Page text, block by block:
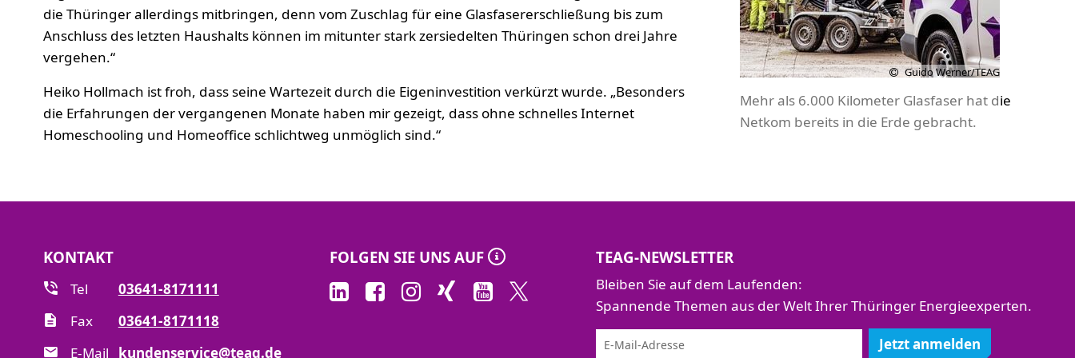
die Thüringer allerdings mitbringen, denn vom Zuschlag für eine Glasfasererschließung bis zum
Anschluss des letzten Haushalts können im mitunter stark zersiedelten Thüringen schon drei Jahre
vergehen.“
Heiko Hollmach ist froh, dass seine Wartezeit durch die Eigeninvestition verkürzt wurde. „Besonders
die Erfahrungen der vergangenen Monate haben mir gezeigt, dass ohne schnelles Internet
Homeschooling und Homeoffice schlichtweg unmöglich sind.“
Guido Werner/TEAG
Mehr als 6.000 Kilometer Glasfaser hat die
Netkom bereits in die Erde gebracht.
KONTAKT
Tel
03641-8171111
Fax
03641-8171118
E-Mail
kundenservice@teag.de
FOLGEN SIE UNS AUF TEAG-NEWSLETTER
Bleiben Sie auf dem Laufenden:
Spannende Themen aus der Welt Ihrer Thüringer Energieexperten.
Jetzt anmelden